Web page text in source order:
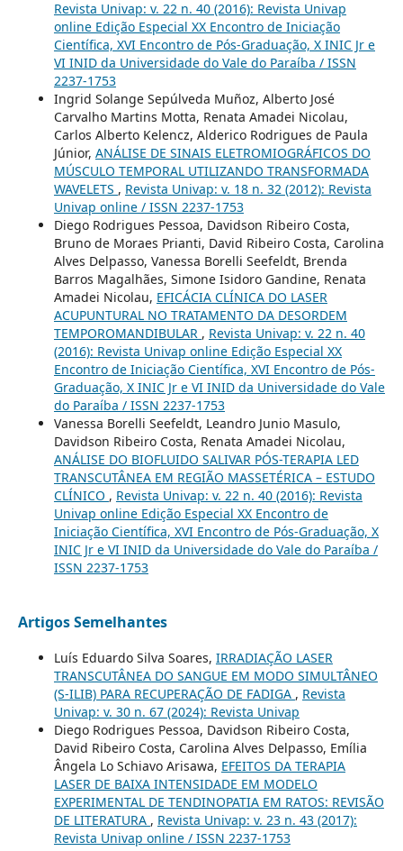
Revista Univap: v. 22 n. 40 (2016): Revista Univap
online Edição Especial XX Encontro de Iniciação
Científica, XVI Encontro de Pós-Graduação, X INIC Jr e
VI INID da Universidade do Vale do Paraíba / ISSN
2237-1753
Ingrid Solange Sepúlveda Muñoz, Alberto José
Carvalho Martins Motta, Renata Amadei Nicolau,
Carlos Alberto Kelencz, Alderico Rodrigues de Paula
Júnior, ANÁLISE DE SINAIS ELETROMIOGRÁFICOS DO
MÚSCULO TEMPORAL UTILIZANDO TRANSFORMADA
WAVELETS , Revista Univap: v. 18 n. 32 (2012): Revista
Univap online / ISSN 2237-1753
Diego Rodrigues Pessoa, Davidson Ribeiro Costa,
Bruno de Moraes Prianti, David Ribeiro Costa, Carolina
Alves Delpasso, Vanessa Borelli Seefeldt, Brenda
Barros Magalhães, Simone Isidoro Gandine, Renata
Amadei Nicolau, EFICÁCIA CLÍNICA DO LASER
ACUPUNTURAL NO TRATAMENTO DA DESORDEM
TEMPOROMANDIBULAR , Revista Univap: v. 22 n. 40
(2016): Revista Univap online Edição Especial XX
Encontro de Iniciação Científica, XVI Encontro de Pós-
Graduação, X INIC Jr e VI INID da Universidade do Vale
do Paraíba / ISSN 2237-1753
Vanessa Borelli Seefeldt, Leandro Junio Masulo,
Davidson Ribeiro Costa, Renata Amadei Nicolau,
ANÁLISE DO BIOFLUIDO SALIVAR PÓS-TERAPIA LED
TRANSCUTÂNEA EM REGIÃO MASSETÉRICA – ESTUDO
CLÍNICO , Revista Univap: v. 22 n. 40 (2016): Revista
Univap online Edição Especial XX Encontro de
Iniciação Científica, XVI Encontro de Pós-Graduação, X
INIC Jr e VI INID da Universidade do Vale do Paraíba /
ISSN 2237-1753
Artigos Semelhantes
Luís Eduardo Silva Soares, IRRADIAÇÃO LASER
TRANSCUTÂNEA DO SANGUE EM MODO SIMULTÂNEO
(S-ILIB) PARA RECUPERAÇÃO DE FADIGA , Revista
Univap: v. 30 n. 67 (2024): Revista Univap
Diego Rodrigues Pessoa, Davidson Ribeiro Costa,
David Ribeiro Costa, Carolina Alves Delpasso, Emília
Ângela Lo Schiavo Arisawa, EFEITOS DA TERAPIA
LASER DE BAIXA INTENSIDADE EM MODELO
EXPERIMENTAL DE TENDINOPATIA EM RATOS: REVISÃO
DE LITERATURA , Revista Univap: v. 23 n. 43 (2017):
Revista Univap online / ISSN 2237-1753